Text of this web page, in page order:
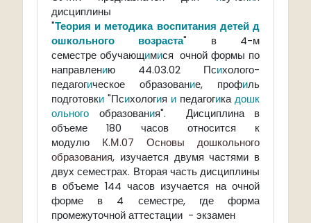
дисциплины
"Теория и методика воспитания детей д
ошкольного возраста" в 4-м
семестре обучающимися очной формы по
направлению 44.03.02 Психолого-
педагогическое образование, профиль
подготовки "Психология и педагогика дошк
ольного образования".
Дисциплина в
объеме 180 часов относится к
модулю К.М.07 Основы дошкольного
образования, изучается двумя частями в
двух семестрах. Вторая часть дисциплины
в объеме 144 часов изучается на очной
форме в 4 семестре, где форма
промежуточной аттестации - экзамен